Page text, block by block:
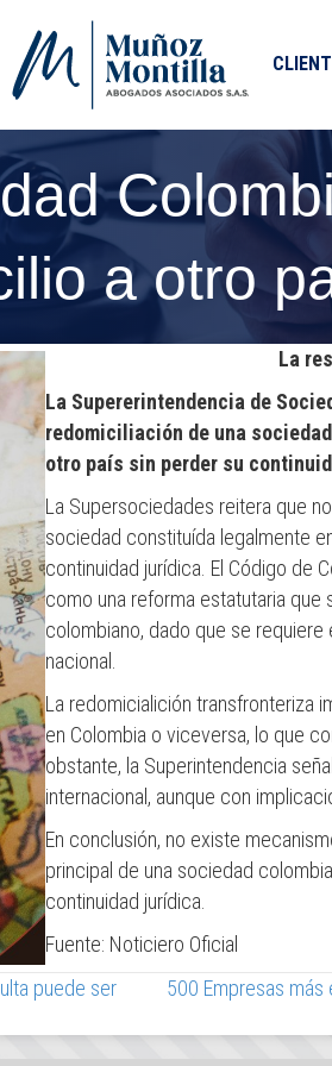
a otro
La
La Supererintendencia de
redomiciliación de una
otro país sin perder su
La Supersociedades reitera que
sociedad constituída legalmente
continuidad jurídica. El Código de
como una reforma estatutaria
colombiano, dado que se requiere
nacional.
La redomicialición transfronteriza
en Colombia o viceversa, lo que
obstante, la Superintendencia
internacional, aunque con
En conclusión, no existe
principal de una sociedad
continuidad jurídica.
Fuente: Noticiero Oficial
puede ser
500 Empresas más